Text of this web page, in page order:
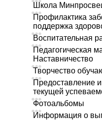
Школа
Профилактика
поддержка
Воспитательная
Педагогическая
Наставничество
Творчество
Предоставление
текущей
Фотоальбомы
Информация о